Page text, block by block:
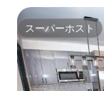
スーパーホスト
スーパーホスト